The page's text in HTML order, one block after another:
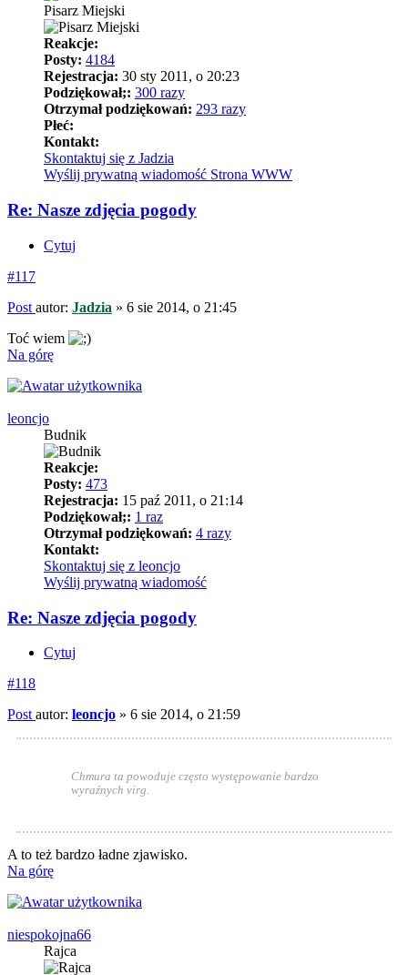
Pisarz Miejski
Reakcje:
Posty: 4184
Rejestracja: 30 sty 2011, o 20:23
Podziękował;: 300 razy
Otrzymał podziękowań: 293 razy
Płeć:
Kontakt:
Skontaktuj się z Jadzia
Wyślij prywatną wiadomość Strona WWW
Re: Nasze zdjęcia pogody
Cytuj
#117
Post autor: Jadzia » 6 sie 2014, o 21:45
Toć wiem
Na górę
leoncjo
Budnik
Reakcje:
Posty: 473
Rejestracja: 15 paź 2011, o 21:14
Podziękował;: 1 raz
Otrzymał podziękowań: 4 razy
Kontakt:
Skontaktuj się z leoncjo
Wyślij prywatną wiadomość
Re: Nasze zdjęcia pogody
Cytuj
#118
Post autor: leoncjo » 6 sie 2014, o 21:59
Chmura ta powoduje często występowanie bardzo
wyraźnych virg.
A to też bardzo ładne zjawisko.
Na górę
niespokojna66
Rajca